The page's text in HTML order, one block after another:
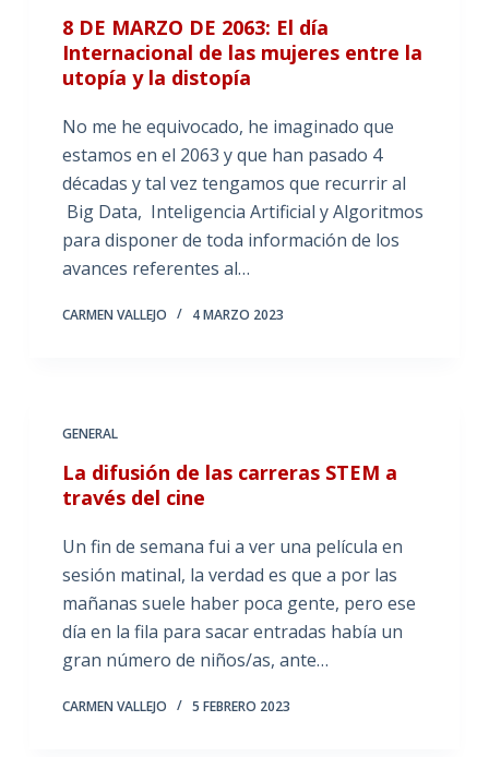
8 DE MARZO DE 2063: El día
Internacional de las mujeres entre la
utopía y la distopía
No me he equivocado, he imaginado que
estamos en el 2063 y que han pasado 4
décadas y tal vez tengamos que recurrir al
Big Data, Inteligencia Artificial y Algoritmos
para disponer de toda información de los
avances referentes al…
CARMEN VALLEJO 4 MARZO 2023
GENERAL
La difusión de las carreras STEM a
través del cine
Un fin de semana fui a ver una película en
sesión matinal, la verdad es que a por las
mañanas suele haber poca gente, pero ese
día en la fila para sacar entradas había un
gran número de niños/as, ante…
CARMEN VALLEJO 5 FEBRERO 2023